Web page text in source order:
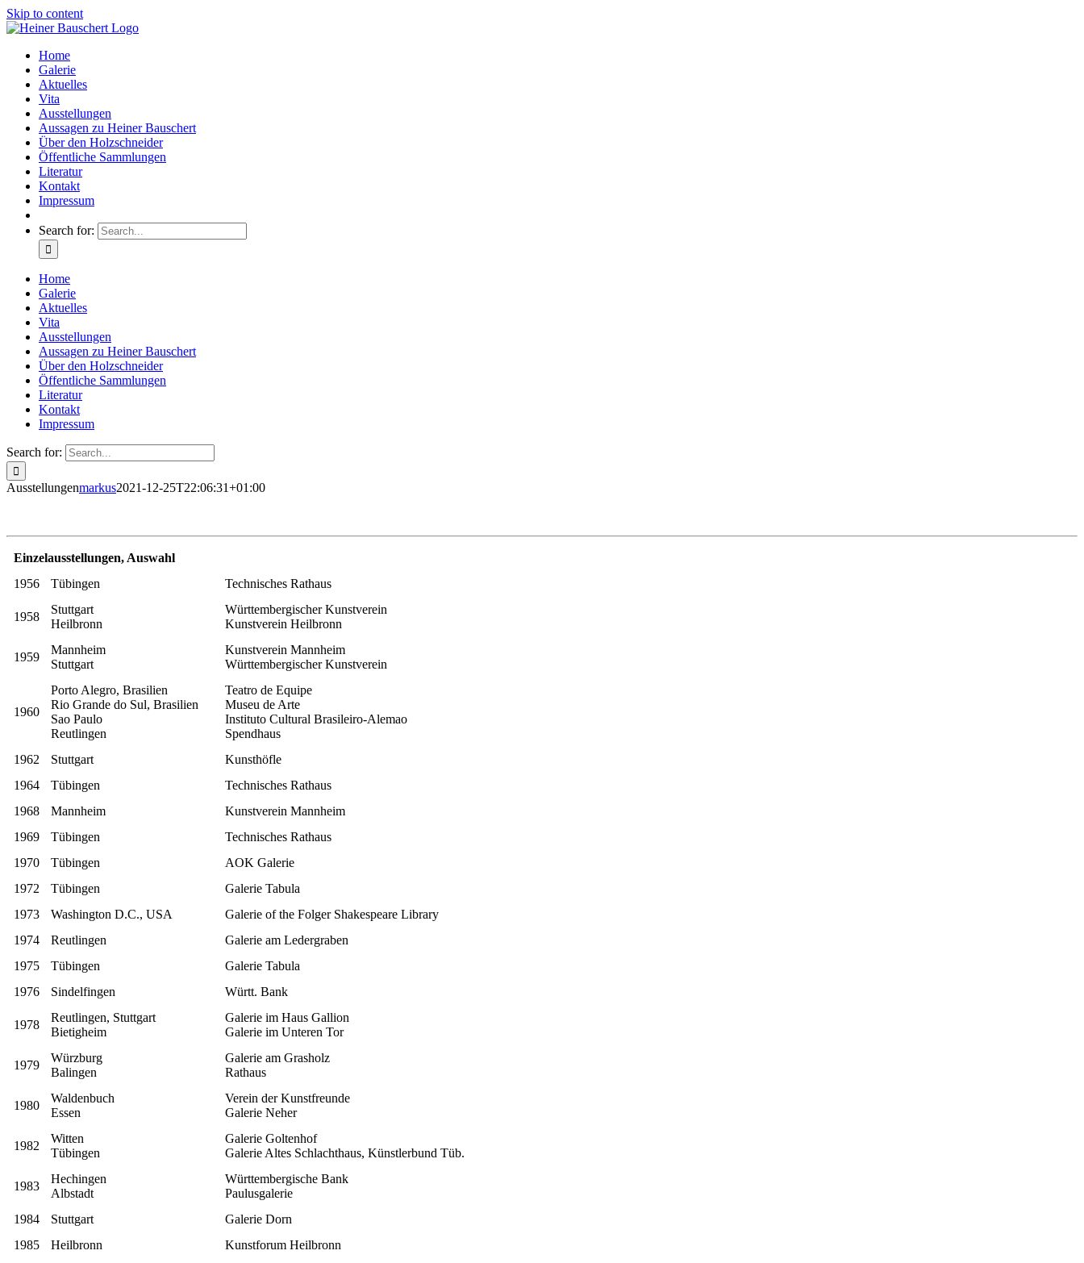
Skip to content
Home
Galerie
Aktuelles
Vita
Ausstellungen
Aussagen zu Heiner Bauschert
Über den Holzschneider
Öffentliche Sammlungen
Literatur
Kontakt
Impressum
Search for:
Home
Galerie
Aktuelles
Vita
Ausstellungen
Aussagen zu Heiner Bauschert
Über den Holzschneider
Öffentliche Sammlungen
Literatur
Kontakt
Impressum
Search for:
Ausstellungenmarkus2021-12-25T22:06:31+01:00
Einzelausstellungen, Auswahl
1956
Tübingen Technisches Rathaus
1958
Stuttgart
Heilbronn
Württembergischer Kunstverein
Kunstverein Heilbronn
1959
Mannheim
Stuttgart
Kunstverein Mannheim
Württembergischer Kunstverein
1960
Porto Alegro, Brasilien
Rio Grande do Sul, Brasilien
Sao Paulo
Reutlingen
Teatro de Equipe
Museu de Arte
Instituto Cultural Brasileiro-Alemao
Spendhaus
1962
Stuttgart
Kunsthöfle
1964
Tübingen
Technisches Rathaus
1968
Mannheim
Kunstverein Mannheim
1969
Tübingen
Technisches Rathaus
1970
Tübingen
AOK Galerie
1972
Tübingen
Galerie Tabula
1973
Washington D.C., USA
Galerie of the Folger Shakespeare Library
1974
Reutlingen
Galerie am Ledergraben
1975
Tübingen
Galerie Tabula
1976
Sindelfingen Württ. Bank
1978
Reutlingen, Stuttgart
Bietigheim
Galerie im Haus Gallion
Galerie im Unteren Tor
1979
Würzburg
Balingen
Galerie am Grasholz
Rathaus
1980
Waldenbuch
Essen
Verein der Kunstfreunde
Galerie Neher
1982
Witten
Tübingen
Galerie Goltenhof
Galerie Altes Schlachthaus, Künstlerbund Tüb.
1983
Hechingen
Albstadt
Württembergische Bank
Paulusgalerie
1984
Stuttgart
Galerie Dorn
1985
Heilbronn
Kunstforum Heilbronn